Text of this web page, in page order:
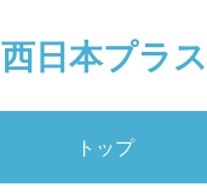
西日本プラ
トップ